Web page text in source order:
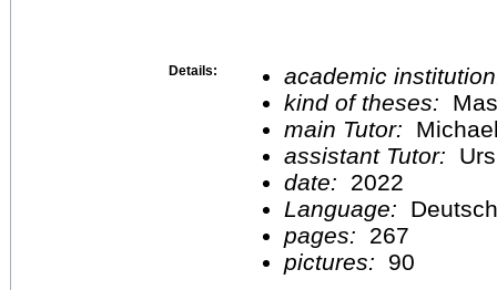
Details:
academic
kind of theses:
main Tutor:
assistant Tutor:
date:
2022
Language: Deutsch
pages:
267
pictures:
90